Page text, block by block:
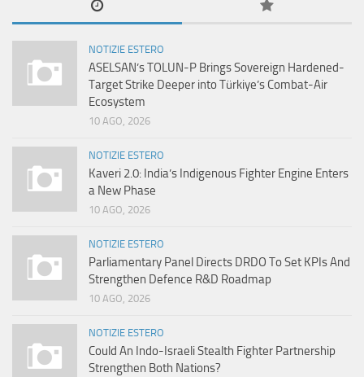
NOTIZIE ESTERO
ASELSAN’s TOLUN-P Brings Sovereign Hardened-
Target Strike Deeper into Türkiye’s Combat-Air
Ecosystem
10 AGO, 2026
NOTIZIE ESTERO
Kaveri 2.0: India’s Indigenous Fighter Engine Enters
a New Phase
10 AGO, 2026
NOTIZIE ESTERO
Parliamentary Panel Directs DRDO To Set KPIs And
Strengthen Defence R&D Roadmap
10 AGO, 2026
NOTIZIE ESTERO
Could An Indo-Israeli Stealth Fighter Partnership
Strengthen Both Nations?